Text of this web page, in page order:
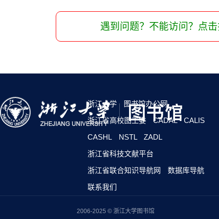
遇到问题？不能访问？点
浙江大学
图书馆办公网
浙江省高校图工委
CADAL
CALIS
CASHL
NSTL
ZADL
浙江省科技文献平台
浙江省联合知识导航网
数据库导航
联系我们
2006-2025 © 浙江大学图书馆